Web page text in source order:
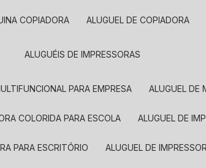
COPIADORA ALUGUEL DE COPIADORA
ALUGUÉIS DE IMPRESSORAS
PARA EMPRESA ALUGUEL
COLORIDA PARA ESCOLA ALUGUEL DE
PARA ESCRITÓRIO ALUGUEL DE